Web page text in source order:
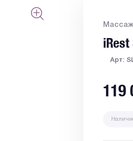
Арт:
119